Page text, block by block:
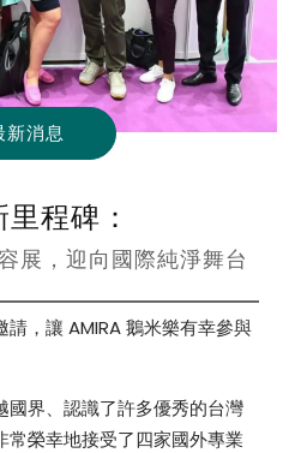
新消息
里程碑：
展，迎向國際純淨舞台
，讓 AMIRA 鵝米樂有幸參與
國界、認識了許多優秀的台灣
榮幸地接受了四家國外專業